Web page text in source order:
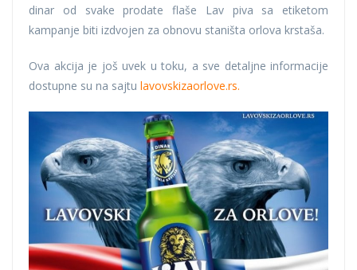
dinar od svake prodate flaše Lav piva sa etiketom
kampanje biti izdvojen za obnovu staništa orlova krstaša.
Ova akcija je još uvek u toku, a sve detaljne informacije
dostupne su na sajtu lavovskizaorlove.rs.